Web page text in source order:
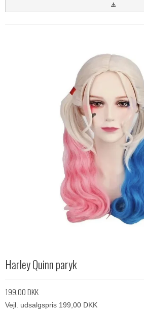
Harley Quinn paryk
199,00 DKK
Vejl. udsalgspris 199,00 DKK